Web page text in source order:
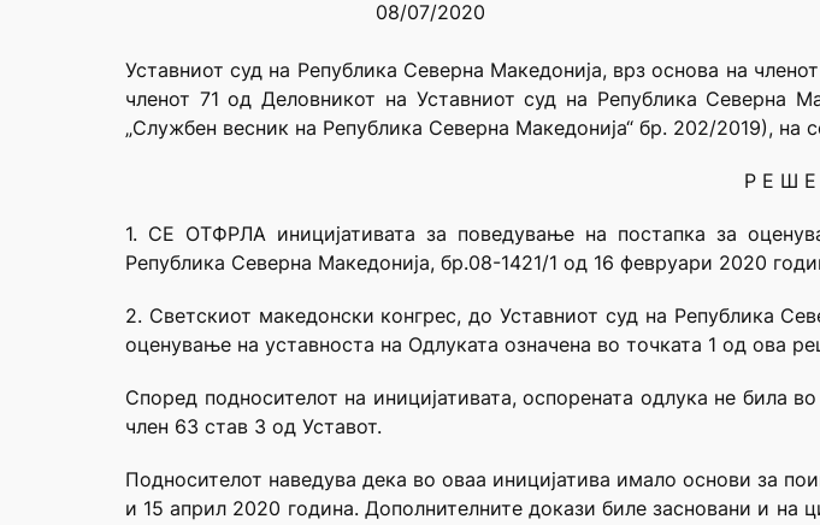
08/07/2020
Уставниот суд на Република Северна Македонија, врз основа на
членот 71 од Деловникот на Уставниот суд на Република Северна
„Службен весник на Република Северна Македонија“ бр. 202/2019), на
Р Е Ш
1. СЕ ОТФРЛА иницијативата за поведување на постапка за
Република Северна Македонија, бр.08-1421/1 од 16 февруари 2020
2. Светскиот македонски конгрес, до Уставниот суд на Република
оценување на уставноста на Одлуката означена во точката 1 од ова
Според подносителот на иницијативата, оспорената одлука не била
член 63 став 3 од Уставот.
Подносителот наведува дека во оваа иницијатива имало основи за
и 15 април 2020 година. Дополнителните докази биле засновани и